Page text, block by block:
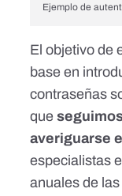
Ejemplo de
El objetivo de
base en
contraseñas
que
averiguarse
especialistas
anuales de